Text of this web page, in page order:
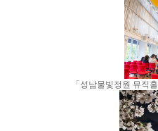
「성남물빛정원 뮤직